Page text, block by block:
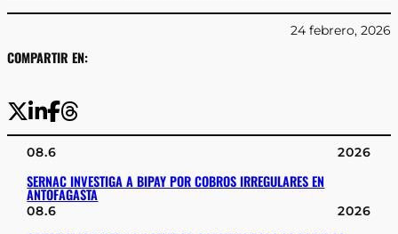
COMPARTIR EN:
24 febrero, 2026
08.6 2026
SERNAC INVESTIGA A BIPAY POR COBROS IRREGULARES EN
ANTOFAGASTA
08.6 2026